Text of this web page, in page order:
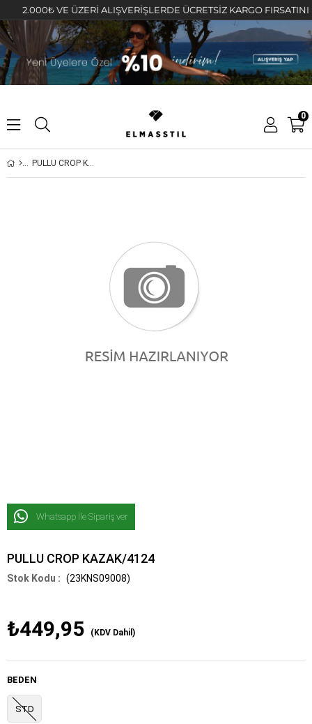
2.000₺ VE ÜZERİ ALIŞVERİŞLERDE ÜCRETSİZ KARGO FIRSATINI
0
PULLU CROP KAZAK/4124
Whatsapp İle Sipariş ver
PULLU CROP KAZAK/4124
(23KNS09008)
₺449,95 (KDV Dahil)
BEDEN
STD